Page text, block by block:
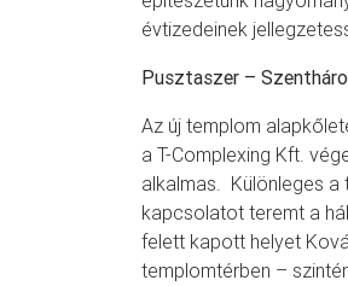
évtizedeinek
Pusztaszer –
Az új templom
a T-Complexing Kft.
alkalmas. Különleges a
kapcsolatot teremt a
felett kapott helyet
templomtérben –